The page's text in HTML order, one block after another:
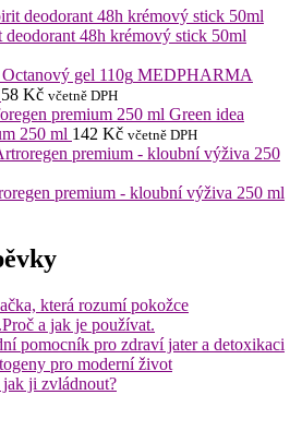
48h krémový stick 50ml
MEDPHARMA
58 Kč včetně DPH
Green idea
250 ml 142 Kč včetně DPH
premium - kloubní výživa 250 ml
která rozumí pokožce
a jak je používat.
pomocník pro zdraví jater a detoxikaci
pro moderní život
ji zvládnout?